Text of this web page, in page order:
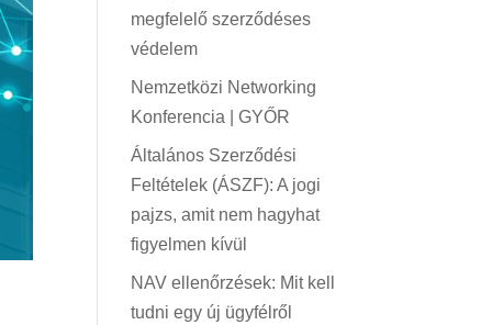
megfelelő szerződéses
védelem
Nemzetközi Networking
Konferencia | GYŐR
Általános Szerződési
Feltételek (ÁSZF): A jogi
pajzs, amit nem hagyhat
figyelmen kívül
NAV ellenőrzések: Mit kell
tudni egy új ügyfélről